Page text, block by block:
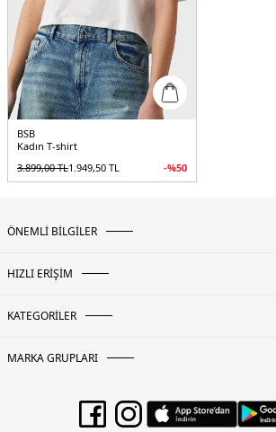
BSB
Kadın T-shirt
3.899,00TL1.949,50 TL -%50
ÖNEMLİ BİLGİLER
HIZLI ERİŞİM
KATEGORİLER
MARKA GRUPLARI